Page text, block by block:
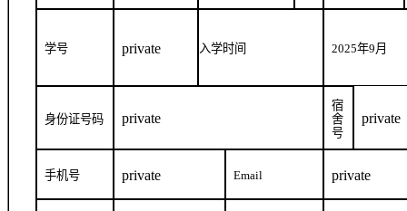
学号 private 入学时间 2025年9月
身份证号码 private
宿
舍
号
private
手机号 private Email private